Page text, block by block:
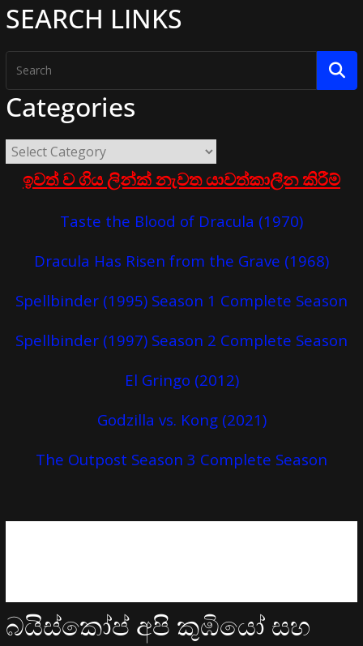
SEARCH LINKS
Categories
ඉවත් ව ගිය ලින්ක් නැවත යාවත්කාලීන කිරීම්
Taste the Blood of Dracula (1970)
Dracula Has Risen from the Grave (1968)
Spellbinder (1995) Season 1 Complete Season
Spellbinder (1997) Season 2 Complete Season
El Gringo (2012)
Godzilla vs. Kong (2021)
The Outpost Season 3 Complete Season
බයිස්කෝප් අපි කුඹියෝ සහ